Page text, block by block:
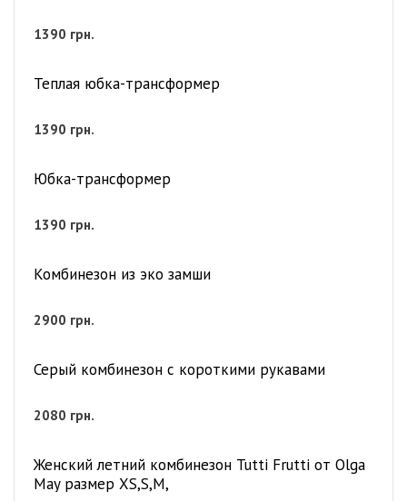
1390 грн.
Теплая юбка-трансформер
1390 грн.
Юбка-трансформер
1390 грн.
Комбинезон из эко замши
2900 грн.
Серый комбинезон с короткими рукавами
2080 грн.
Женский летний комбинезон Tutti Frutti от Olga
May размер XS,S,M,